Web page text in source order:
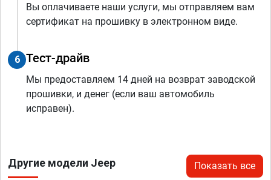
Вы оплачиваете наши услуги, мы отправляем вам
сертификат на прошивку в электронном виде.
6 Тест-драйв
Мы предоставляем 14 дней на возврат заводской
прошивки, и денег (если ваш автомобиль
исправен).
Другие модели Jeep Показать все